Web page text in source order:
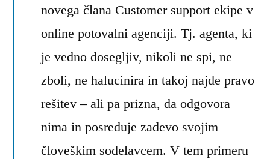
novega člana Customer support ekipe v
online potovalni agenciji. Tj. agenta, ki
je vedno dosegljiv, nikoli ne spi, ne
zboli, ne halucinira in takoj najde pravo
rešitev – ali pa prizna, da odgovora
nima in posreduje zadevo svojim
človeškim sodelavcem. V tem primeru